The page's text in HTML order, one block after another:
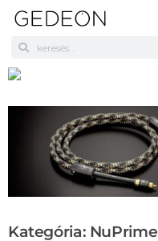
Kategória: NuPrime